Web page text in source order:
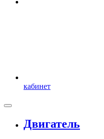
кабинет
Двигатель